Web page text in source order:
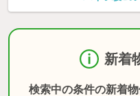
新着
検索中の条件の新着